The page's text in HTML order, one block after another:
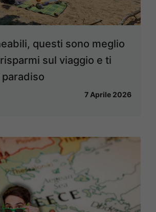
questi sono meglio
sul viaggio e ti
7 Aprile 2026